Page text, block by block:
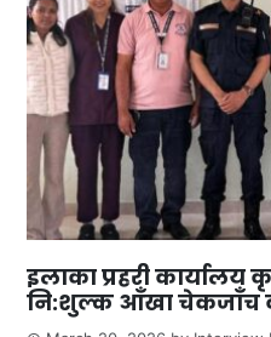
इलाका प्रहरी
नि:शुल्क आँखा चेकजाँच